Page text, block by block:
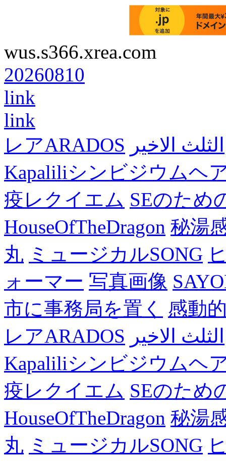
wus.s366.xrea.com
20260810
link
link
レアARADOS الثلث الاخير
Kapaliliシンビジウムヘ
疫レクイエム SEのため
HouseOfTheDragon 秘湯
丸 ミュージカルSONG
ォーマー 写真画像
市に事務局を置く
感動
レアARADOS الثلث الاخير
Kapaliliシンビジウムヘ
疫レクイエム SEのため
HouseOfTheDragon 秘湯
丸 ミュージカルSONG